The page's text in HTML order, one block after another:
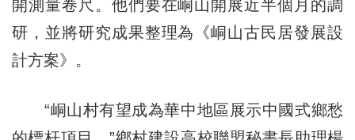
開測量卷尺。他們要在峒山開展近半個月的調
研，並將研究成果整理為《峒山古民居發展設
計方案》。
“峒山村有望成為華中地區展示中國式鄉愁